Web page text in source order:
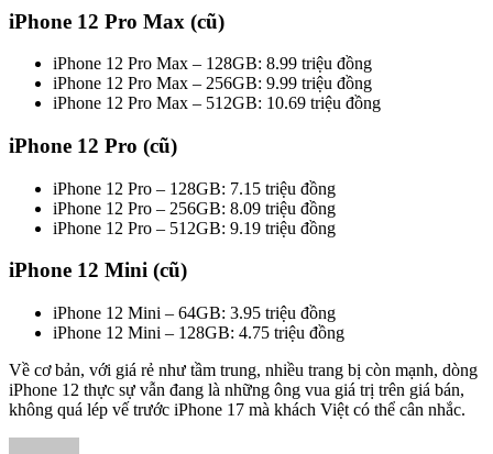
iPhone 12 Pro Max (cũ)
iPhone 12 Pro Max – 128GB: 8.99 triệu đồng
iPhone 12 Pro Max – 256GB: 9.99 triệu đồng
iPhone 12 Pro Max – 512GB: 10.69 triệu đồng
iPhone 12 Pro (cũ)
iPhone 12 Pro – 128GB: 7.15 triệu đồng
iPhone 12 Pro – 256GB: 8.09 triệu đồng
iPhone 12 Pro – 512GB: 9.19 triệu đồng
iPhone 12 Mini (cũ)
iPhone 12 Mini – 64GB: 3.95 triệu đồng
iPhone 12 Mini – 128GB: 4.75 triệu đồng
Về cơ bản, với giá rẻ như tầm trung, nhiều trang bị còn mạnh, dòng
iPhone 12 thực sự vẫn đang là những ông vua giá trị trên giá bán,
không quá lép vế trước iPhone 17 mà khách Việt có thể cân nhắc.